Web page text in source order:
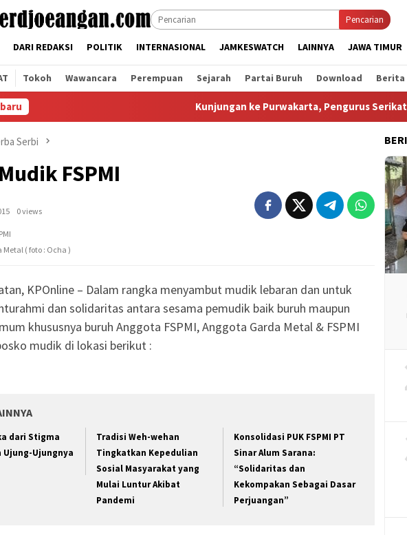
Pencarian
DARI REDAKSI POLITIK INTERNASIONAL JAMKESWATCH LAINNYA JAWA TIMUR
Tokoh Wawancara Perempuan Sejarah Partai Buruh Download Berita
Kunjungan ke Purwakarta, Pengurus Serikat Pekerja
Serbi
FSPMI
0 views
Metal ( foto : Ocha )
KPOnline – Dalam rangka menyambut mudik lebaran dan untuk
dan solidaritas antara sesama pemudik baik buruh maupun
khususnya buruh Anggota FSPMI, Anggota Garda Metal & FSPMI
mudik di lokasi berikut :
dari Stigma
Ujung-Ujungnya
Tradisi Weh-wehan
Tingkatkan Kepedulian
Sosial Masyarakat yang
Mulai Luntur Akibat
Pandemi
Konsolidasi PUK FSPMI PT
Sinar Alum Sarana:
“Solidaritas dan
Kekompakan Sebagai Dasar
Perjuangan”